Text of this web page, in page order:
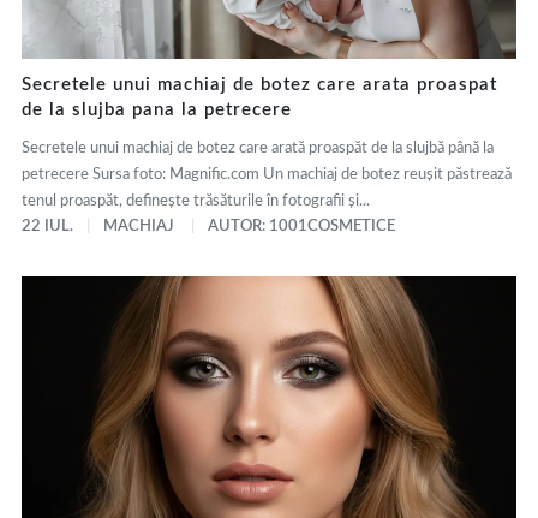
Secretele unui machiaj de botez care arata proaspat
de la slujba pana la petrecere
Secretele unui machiaj de botez care arată proaspăt de la slujbă până la
petrecere Sursa foto: Magnific.com Un machiaj de botez reușit păstrează
tenul proaspăt, definește trăsăturile în fotografii și...
22 IUL.
MACHIAJ AUTOR: 1001COSMETICE